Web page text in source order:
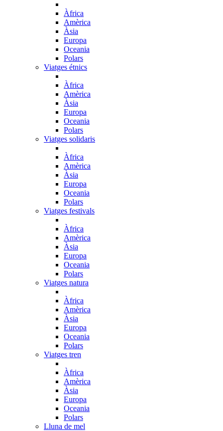
Àfrica
Amèrica
Àsia
Europa
Oceania
Polars
Viatges étnics
Àfrica
Amèrica
Àsia
Europa
Oceania
Polars
Viatges solidaris
Àfrica
Amèrica
Àsia
Europa
Oceania
Polars
Viatges festivals
Àfrica
Amèrica
Àsia
Europa
Oceania
Polars
Viatges natura
Àfrica
Amèrica
Àsia
Europa
Oceania
Polars
Viatges tren
Àfrica
Amèrica
Àsia
Europa
Oceania
Polars
Lluna de mel